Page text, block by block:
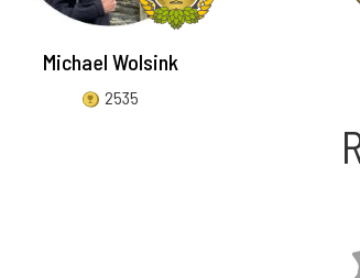
Michael Wolsink
2535